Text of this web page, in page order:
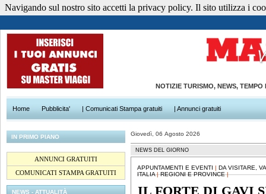
NOTIZIE TURISMO, NEWS,
Home Pubblicita' | Comunicati Stampa gratuiti | Annunci gratuiti
IN PRIMO PIANO
ANNUNCI GRATUITI
COMUNICATI STAMPA GRATUITI
NEWS - ATTUALITÀ
Giovedì, 06 Agosto 2026
NEWS DEL GIORNO
APPUNTAMENTI E EVENTI | DA VISITARE,
ITALIA|REGIONI E PROVINCE|
IL FORTE DI GAVI
Navigando sul nostro sito accetti la privacy policy. Il sito utilizza i